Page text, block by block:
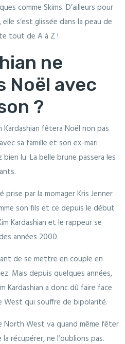
comme Skims. D’ailleurs pour
s’est glissée dans la peau de
tout de A à Z !
ne
Noël avec
?
fêtera Noël non pas
sa famille et son ex-mari
lu. La belle brune passera les
par la momager Kris Jenner
son fils et ce depuis le début
Kardashian et le rappeur se
années 2000.
de se mettre en couple en
Mais depuis quelques années,
Kardashian a donc dû faire face
West qui souffre de bipolarité.
North West va quand même fêter
récupérer, ne l’oublions pas.